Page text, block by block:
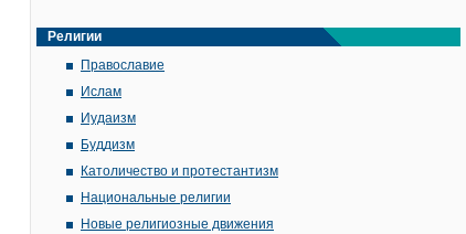
Религии
Православие
Ислам
Иудаизм
Буддизм
Католичество и протестантизм
Национальные религии
Новые религиозные движения